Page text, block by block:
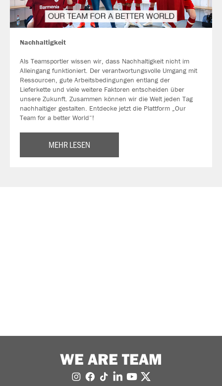
Nachhaltigkeit
Als Teamsportler wissen wir, dass Nachhaltigkeit nicht im
Alleingang funktioniert. Der verantwortungsvolle Umgang mit
Ressourcen, gute Arbeitsbedingungen entlang der
Lieferkette und viele weitere Faktoren entscheiden über
unsere Zukunft. Zusammen können wir die Welt jeden Tag
nachhaltiger gestalten. Entdecke jetzt die Plattform „Our
Team for a better World“!
MEHR LESEN
WE ARE TEAM